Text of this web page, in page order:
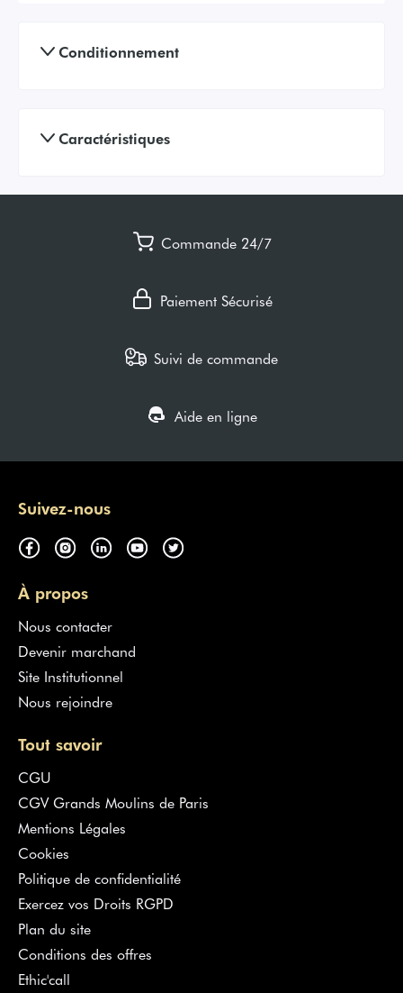
Conditionnement
Caractéristiques
Commande 24/7
Paiement Sécurisé
Suivi de commande
Aide en ligne
Suivez-nous
À propos
Nous contacter
Devenir marchand
Site Institutionnel
Nous rejoindre
Tout savoir
CGU
CGV Grands Moulins de Paris
Mentions Légales
Cookies
Politique de confidentialité
Exercez vos Droits RGPD
Plan du site
Conditions des offres
Ethic'call